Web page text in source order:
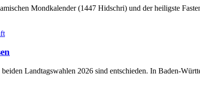
Mondkalender (1447 Hidschri) und der heiligste
Landtagswahlen 2026 sind entschieden. In Baden-